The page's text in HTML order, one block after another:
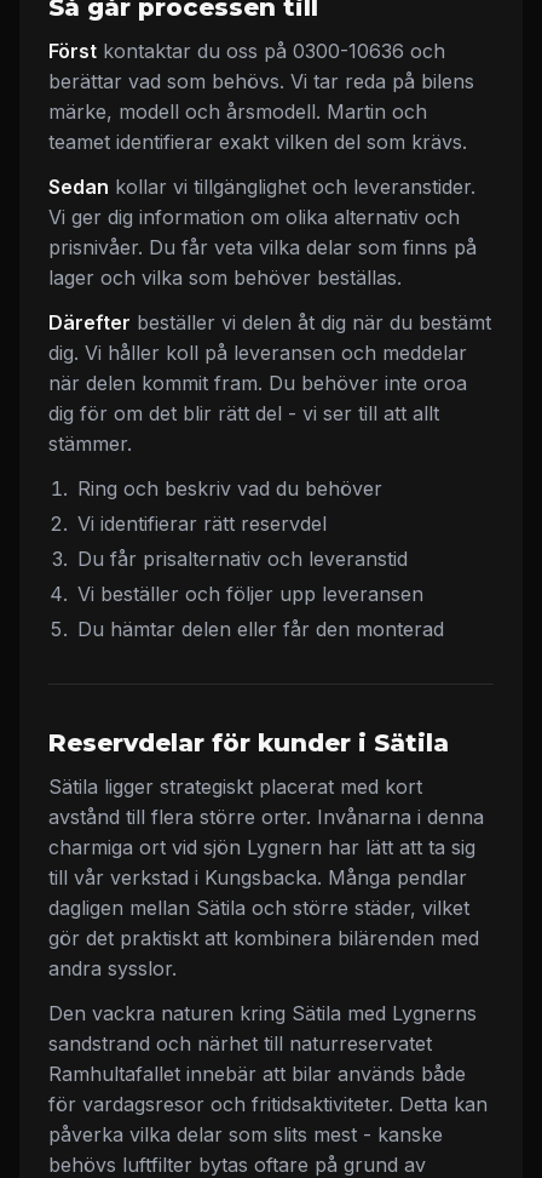
Så går processen till
Först kontaktar du oss på 0300-10636 och
berättar vad som behövs. Vi tar reda på bilens
märke, modell och årsmodell. Martin och
teamet identifierar exakt vilken del som krävs.
Sedan kollar vi tillgänglighet och leveranstider.
Vi ger dig information om olika alternativ och
prisnivåer. Du får veta vilka delar som finns på
lager och vilka som behöver beställas.
Därefter beställer vi delen åt dig när du bestämt
dig. Vi håller koll på leveransen och meddelar
när delen kommit fram. Du behöver inte oroa
dig för om det blir rätt del - vi ser till att allt
stämmer.
Ring och beskriv vad du behöver
Vi identifierar rätt reservdel
Du får prisalternativ och leveranstid
Vi beställer och följer upp leveransen
Du hämtar delen eller får den monterad
Reservdelar för kunder i Sätila
Sätila ligger strategiskt placerat med kort
avstånd till flera större orter. Invånarna i denna
charmiga ort vid sjön Lygnern har lätt att ta sig
till vår verkstad i Kungsbacka. Många pendlar
dagligen mellan Sätila och större städer, vilket
gör det praktiskt att kombinera bilärenden med
andra sysslor.
Den vackra naturen kring Sätila med Lygnerns
sandstrand och närhet till naturreservatet
Ramhultafallet innebär att bilar används både
för vardagsresor och fritidsaktiviteter. Detta kan
påverka vilka delar som slits mest - kanske
behövs luftfilter bytas oftare på grund av